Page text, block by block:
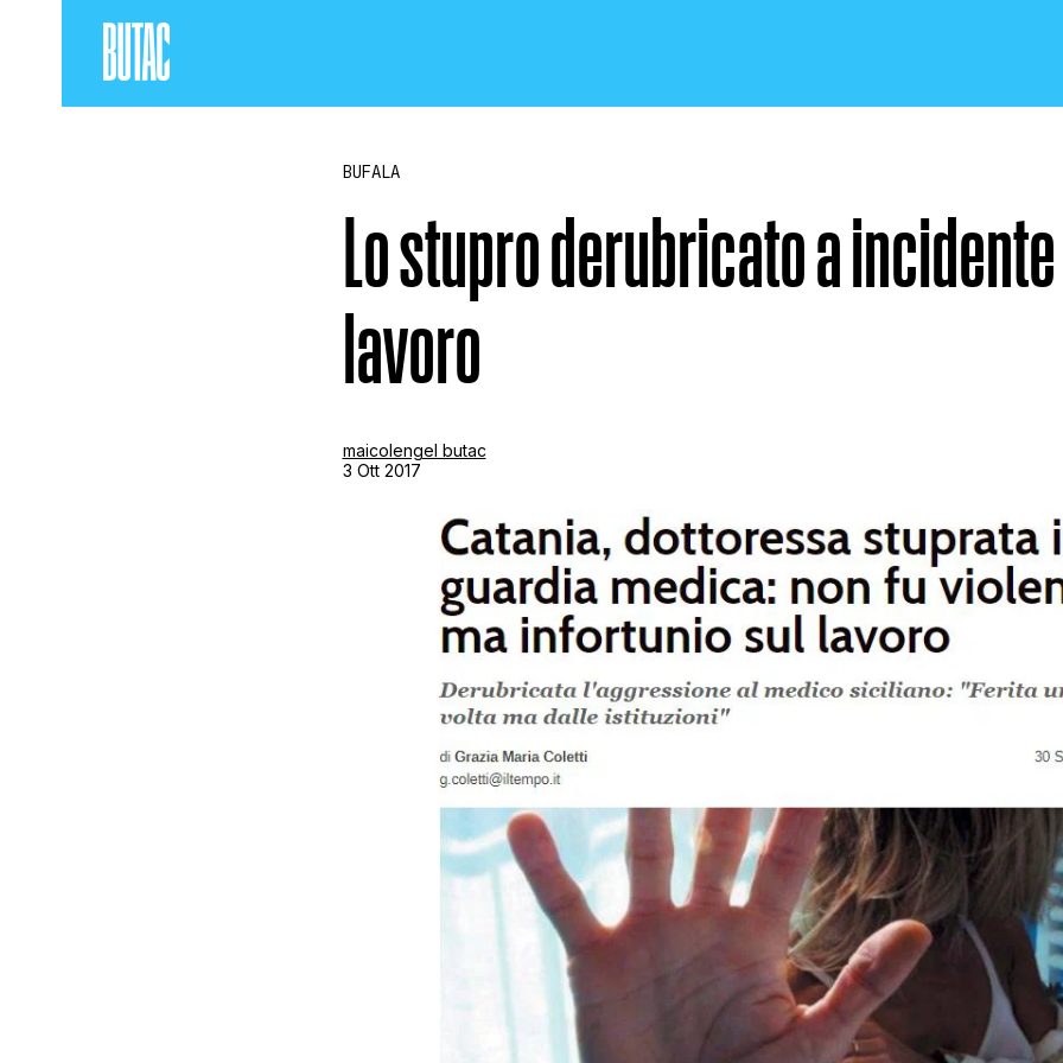
STORIA E CITAZIONI
INTRATTENIMENTO
COMPLOTTI, LEGGENDE URBANE ED
EDITORIALI
TRUFFE E SOCIAL NETWORK
CLIMA ED ENERGIA
BUFALA
Lo stupro derubricato a
lavoro
maicolengel butac
3 Ott 2017